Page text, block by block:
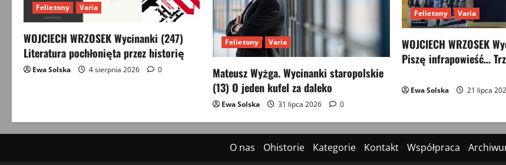
Felietony Varia
WOJCIECH WRZOSEK Wycinanki (247)
Literatura pochłonięta przez historię
Ewa Solska 4 sierpnia 2026 0
Felietony Varia
Mateusz Wyżga. Wycinanki staropolskie
(13) O jeden kufel za daleko
Ewa Solska 31 lipca 2026 0
Felietony Varia
WOJCIECH WRZOSEK
Piszę infrapowieść…
Ewa Solska 21 lipca
O nas Ohistorie Kategorie Kontakt Współpraca